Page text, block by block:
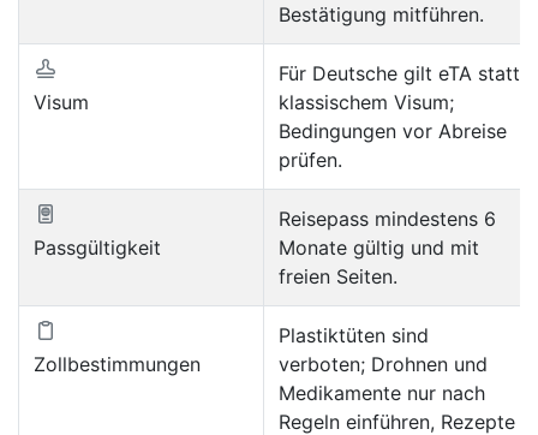
Bestätigung mitführen.
Visum
Für Deutsche gilt eTA statt
klassischem Visum;
Bedingungen vor Abreise
prüfen.
Passgültigkeit
Reisepass mindestens 6
Monate gültig und mit
freien Seiten.
Zollbestimmungen
Plastiktüten sind
verboten; Drohnen und
Medikamente nur nach
Regeln einführen, Rezepte